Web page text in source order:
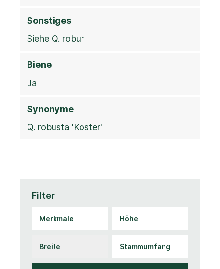
Sonstiges
Siehe Q. robur
Biene
Ja
Synonyme
Q. robusta 'Koster'
Filter